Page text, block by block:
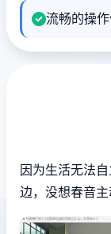
流畅的操
因为生活无法
边，没想春音主